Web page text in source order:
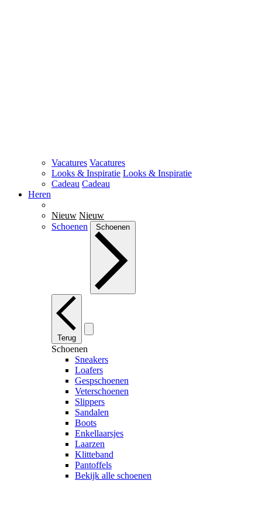
Vacatures Vacatures
Looks & Inspiratie Looks & Inspiratie
Cadeau Cadeau
Heren
Nieuw Nieuw
Schoenen
Schoenen
Terug
Schoenen
Sneakers
Loafers
Gespschoenen
Veterschoenen
Slippers
Sandalen
Boots
Enkellaarsjes
Laarzen
Klitteband
Pantoffels
Bekijk alle schoenen